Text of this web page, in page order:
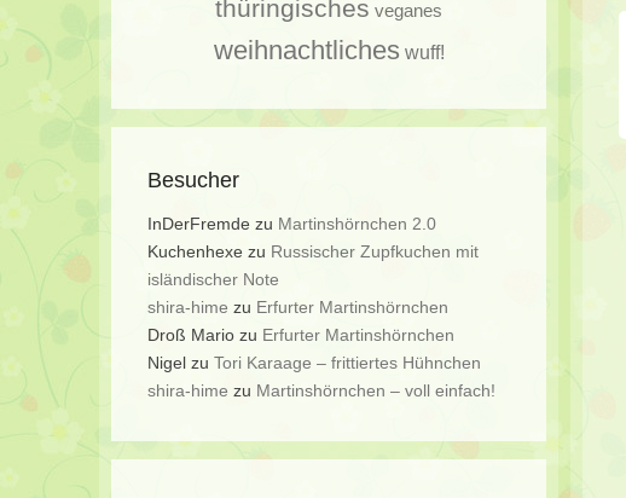
thüringisches veganes
weihnachtliches wuff!
Besucher
InDerFremde zu Martinshörnchen 2.0
Kuchenhexe zu Russischer Zupfkuchen mit
isländischer Note
shira-hime zu Erfurter Martinshörnchen
Droß Mario zu Erfurter Martinshörnchen
Nigel zu Tori Karaage – frittiertes Hühnchen
shira-hime zu Martinshörnchen – voll einfach!